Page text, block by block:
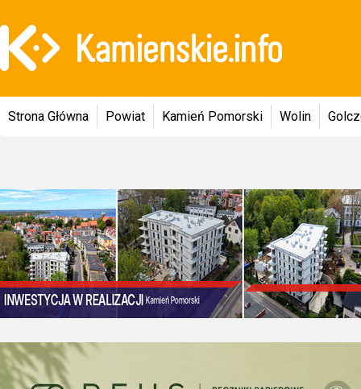
Strona Główna Powiat Kamień Pomorski Wolin